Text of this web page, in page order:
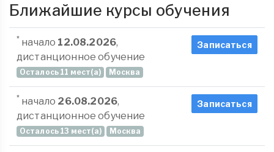
Ближайшие курсы обучения
* начало 12.08.2026,
дистанционное обучение
Осталось 11 мест(а) Москва
Записаться
* начало 26.08.2026,
дистанционное обучение
Осталось 13 мест(а) Москва
Записаться